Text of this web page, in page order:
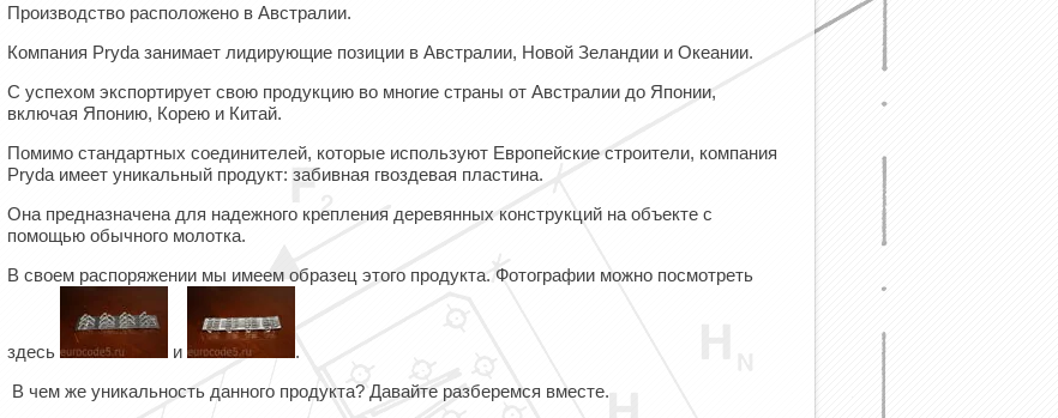
Производство расположено в Австралии.
Компания Pryda занимает лидирующие позиции в Австралии, Новой Зеландии и Океании.
С успехом экспортирует свою продукцию во многие страны от Австралии до Японии,
включая Японию, Корею и Китай.
Помимо стандартных соединителей, которые используют Европейские строители, компания
Pryda имеет уникальный продукт: забивная гвоздевая пластина.
Она предназначена для надежного крепления деревянных конструкций на объекте с
помощью обычного молотка.
В своем распоряжении мы имеем образец этого продукта. Фотографии можно посмотреть
здесь и
.
В чем же уникальность данного продукта? Давайте разберемся вместе.